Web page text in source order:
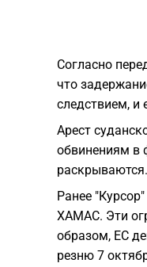
Согласно
что
следствием, и
Арест
обвинениям в
раскрываются.
Ранее
ХАМАС. Эти
образом, ЕС
резню 7